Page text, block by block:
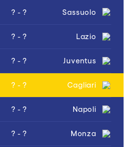
? - ? Sassuolo
? - ? Lazio
? - ? Juventus
? - ? Cagliari
? - ? Napoli
? - ? Monza